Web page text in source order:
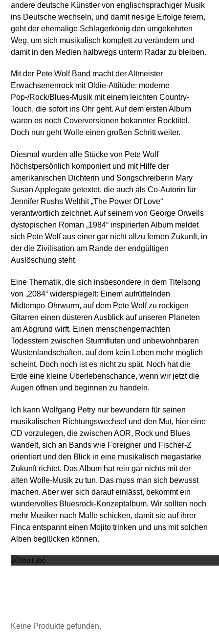
andere deutsche Künstler von englischsprachiger Musik
ins Deutsche wechseln, und damit riesige Erfolge feiern,
geht der ehemalige Schlagerkönig den umgekehrten
Weg, um sich musikalisch komplett zu verändern und
damit in den Medien halbwegs unterm Radar zu bleiben.
Mit der Pete Wolf Band macht der Altmeister
Erwachsenenrock mit Oldie-Attitüde: moderne
Pop-/Rock/Blues-Musik mit einem leichten Country-
Touch, die sofort ins Ohr geht. Auf dem ersten Album
waren es noch Coverversionen bekannter Rocktitel.
Doch nun geht Wolle einen großen Schritt weiter.
Diesmal wurden alle Stücke von Pete Wolf
höchstpersönlich komponiert und mit Hilfe der
amerikanischen Dichterin und Songschreiberin Mary
Susan Applegate getextet, die auch als Co-Autorin für
Jennifer Rushs Welthit „The Power Of Love“
verantwortlich zeichnet. Auf seinem von George Orwells
dystopischen Roman „1984“ inspirierten Album meldet
sich Pete Wolf aus einer gar nicht allzu fernen Zukunft, in
der die Zivilisation am Rande der endgültigen
Auslöschung steht.
Eine Thematik, die sich insbesondere in dem Titelsong
von „2084“ widerspiegelt: Einem aufrüttelnden
Midtempo-Ohrwurm, auf dem Pete Wolf zu rockigen
Gitarren einen düsteren Ausblick auf unseren Planeten
am Abgrund wirft. Einen menschengemachten
Todesstern zwischen Sturmfluten und unbewohnbaren
Wüstenlandschaften, auf dem kein Leben mehr möglich
scheint. Doch noch ist es nicht zu spät. Noch hat die
Erde eine kleine Überlebenschance, wenn wir jetzt die
Augen öffnen und beginnen zu handeln.
Ich kann Wolfgang Petry nur bewundern für seinen
musikalischen Richtungswechsel und den Mut, hier eine
CD vorzulegen, die zwischen AOR, Rock und Blues
wandelt, sich an Bands wie Foreigner und Fischer-Z
orientiert und den Blick in eine musikalisch megastarke
Zukunft richtet. Das Album hat rein gar nichts mit der
alten Wolle-Musik zu tun. Das muss man sich bewusst
machen. Aber wer sich darauf einlässt, bekommt ein
wundervolles Bluesrock-Konzeptalbum. Wir sollten noch
mehr Musiker nach Malle schicken, damit sie auf ihrer
Finca entspannt einen Mojito trinken und uns mit solchen
Alben beglücken können.
Mit
Keine Produkte gefunden.